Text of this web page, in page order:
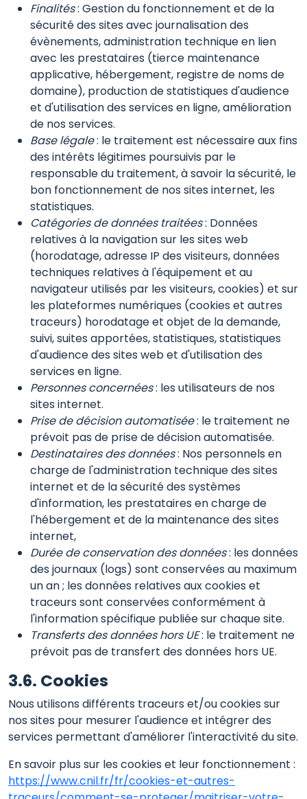
Finalités: Gestion du fonctionnement et de la
sécurité des sites avec journalisation des
évènements, administration technique en lien
avec les prestataires (tierce maintenance
applicative, hébergement, registre de noms de
domaine), production de statistiques d'audience
et d'utilisation des services en ligne, amélioration
de nos services.
Base légale: le traitement est nécessaire aux fins
des intérêts légitimes poursuivis par le
responsable du traitement, à savoir la sécurité, le
bon fonctionnement de nos sites internet, les
statistiques.
Catégories de données traitées: Données
relatives à la navigation sur les sites web
(horodatage, adresse IP des visiteurs, données
techniques relatives à l'équipement et au
navigateur utilisés par les visiteurs, cookies) et sur
les plateformes numériques (cookies et autres
traceurs) horodatage et objet de la demande,
suivi, suites apportées, statistiques, statistiques
d'audience des sites web et d'utilisation des
services en ligne.
Personnes concernées: les utilisateurs de nos
sites internet.
Prise de décision automatisée: le traitement ne
prévoit pas de prise de décision automatisée.
Destinataires des données: Nos personnels en
charge de l'administration technique des sites
internet et de la sécurité des systèmes
d'information, les prestataires en charge de
l'hébergement et de la maintenance des sites
internet,
Durée de conservation des données: les données
des journaux (logs) sont conservées au maximum
un an ; les données relatives aux cookies et
traceurs sont conservées conformément à
l'information spécifique publiée sur chaque site.
Transferts des données hors UE: le traitement ne
prévoit pas de transfert des données hors UE.
3.6. Cookies
Nous utilisons différents traceurs et/ou cookies sur
nos sites pour mesurer l'audience et intégrer des
services permettant d'améliorer l'interactivité du site.
En savoir plus sur les cookies et leur fonctionnement :
https://www.cnil.fr/fr/cookies-et-autres-